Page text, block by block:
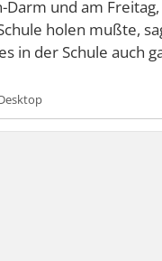
Darm und am
holen mußte,
in der Schule auch